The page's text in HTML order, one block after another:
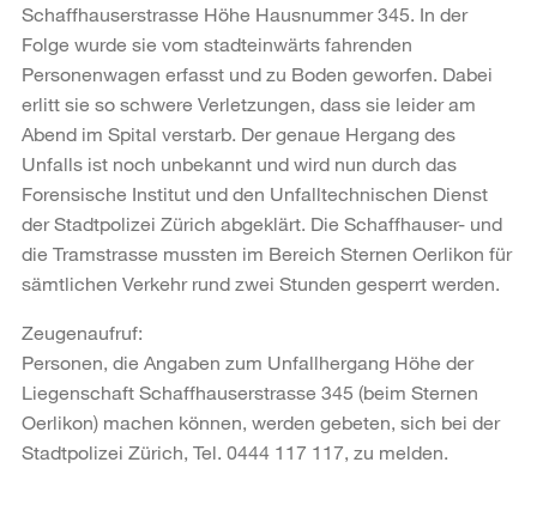
Schaffhauserstrasse Höhe Hausnummer 345. In der
Folge wurde sie vom stadteinwärts fahrenden
Personenwagen erfasst und zu Boden geworfen. Dabei
erlitt sie so schwere Verletzungen, dass sie leider am
Abend im Spital verstarb. Der genaue Hergang des
Unfalls ist noch unbekannt und wird nun durch das
Forensische Institut und den Unfalltechnischen Dienst
der Stadtpolizei Zürich abgeklärt. Die Schaffhauser- und
die Tramstrasse mussten im Bereich Sternen Oerlikon für
sämtlichen Verkehr rund zwei Stunden gesperrt werden.
Zeugenaufruf:
Personen, die Angaben zum Unfallhergang Höhe der
Liegenschaft Schaffhauserstrasse 345 (beim Sternen
Oerlikon) machen können, werden gebeten, sich bei der
Stadtpolizei Zürich, Tel. 0444 117 117, zu melden.